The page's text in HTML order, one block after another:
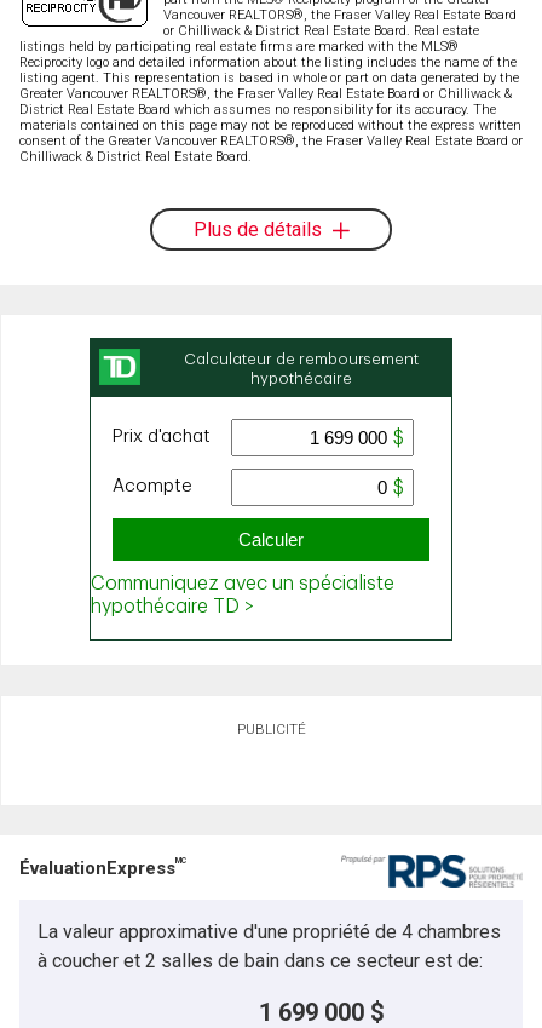
Vancouver REALTORS®, the Fraser Valley Real Estate Board
or Chilliwack & District Real Estate Board. Real estate
listings held by participating real estate firms are marked with the MLS®
Reciprocity logo and detailed information about the listing includes the name of the
listing agent. This representation is based in whole or part on data generated by the
Greater Vancouver REALTORS®, the Fraser Valley Real Estate Board or Chilliwack &
District Real Estate Board which assumes no responsibility for its accuracy. The
materials contained on this page may not be reproduced without the express written
consent of the Greater Vancouver REALTORS®, the Fraser Valley Real Estate Board or
Chilliwack & District Real Estate Board.
Plus de détails
PUBLICITÉ
ÉvaluationExpressMC
La valeur approximative d'une propriété de 4 chambres
à coucher et 2 salles de bain dans ce secteur est de:
1 699 000 $